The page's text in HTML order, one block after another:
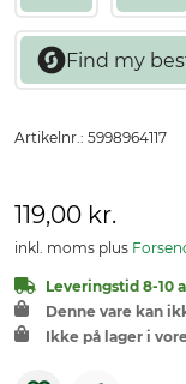
Artikelnr.: 5998964117
119,00 kr.
inkl. moms plus
Leveringstid 8-10
Denne vare kan
Ikke på lager i